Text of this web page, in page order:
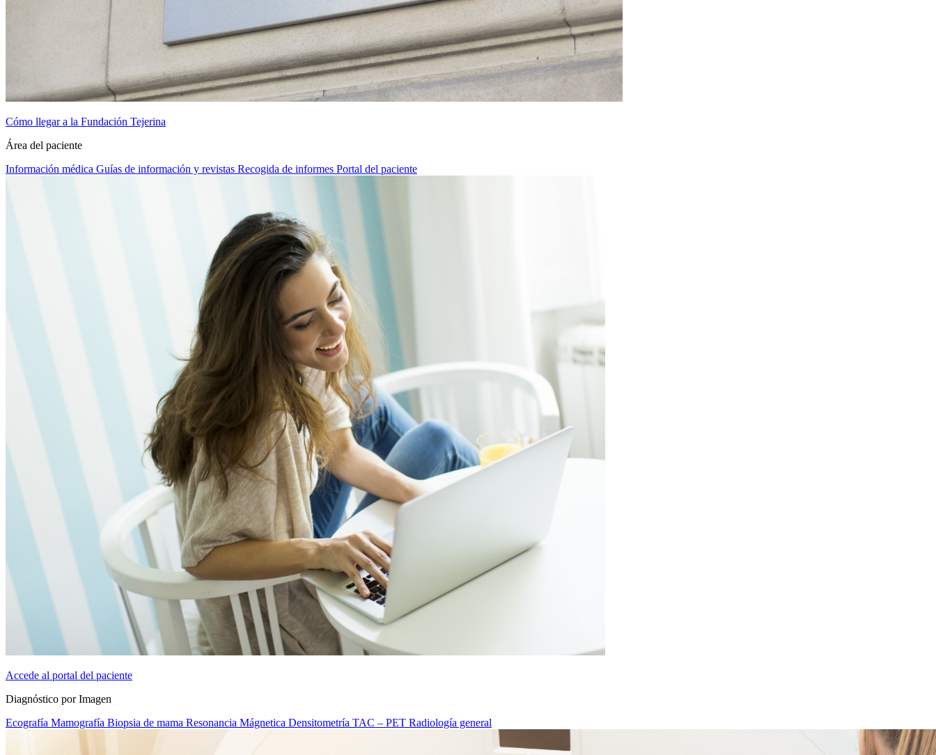
Cómo llegar a la Fundación Tejerina
Área del paciente
Información médica Guías de información y revistas Recogida de informes Portal del paciente
Accede al portal del paciente
Diagnóstico por Imagen
Ecografía Mamografía Biopsia de mama Resonancia Mágnetica Densitometría TAC – PET Radiología general